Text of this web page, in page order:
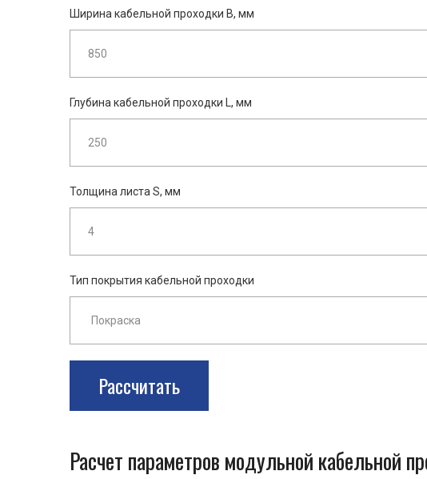
Ширина кабельной проходки B, мм
Глубина кабельной проходки L, мм
Толщина листа S, мм
Тип покрытия кабельной проходки
Рассчитать
Расчет параметров модульной